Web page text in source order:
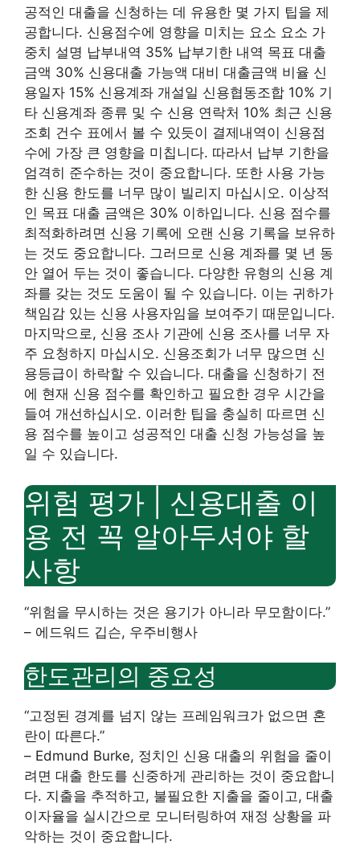
공적인 대출을 신청하는 데 유용한 몇 가지 팁을 제
공합니다. 신용점수에 영향을 미치는 요소 요소 가
중치 설명 납부내역 35% 납부기한 내역 목표 대출
금액 30% 신용대출 가능액 대비 대출금액 비율 신
용일자 15% 신용계좌 개설일 신용협동조합 10% 기
타 신용계좌 종류 및 수 신용 연락처 10% 최근 신용
조회 건수 표에서 볼 수 있듯이 결제내역이 신용점
수에 가장 큰 영향을 미칩니다. 따라서 납부 기한을
엄격히 준수하는 것이 중요합니다. 또한 사용 가능
한 신용 한도를 너무 많이 빌리지 마십시오. 이상적
인 목표 대출 금액은 30% 이하입니다. 신용 점수를
최적화하려면 신용 기록에 오랜 신용 기록을 보유하
는 것도 중요합니다. 그러므로 신용 계좌를 몇 년 동
안 열어 두는 것이 좋습니다. 다양한 유형의 신용 계
좌를 갖는 것도 도움이 될 수 있습니다. 이는 귀하가
책임감 있는 신용 사용자임을 보여주기 때문입니다.
마지막으로, 신용 조사 기관에 신용 조사를 너무 자
주 요청하지 마십시오. 신용조회가 너무 많으면 신
용등급이 하락할 수 있습니다. 대출을 신청하기 전
에 현재 신용 점수를 확인하고 필요한 경우 시간을
들여 개선하십시오. 이러한 팁을 충실히 따르면 신
용 점수를 높이고 성공적인 대출 신청 가능성을 높
일 수 있습니다.
위험 평가 | 신용대출 이
용 전 꼭 알아두셔야 할
사항
“위험을 무시하는 것은 용기가 아니라 무모함이다.”
– 에드워드 깁슨, 우주비행사
한도관리의 중요성
“고정된 경계를 넘지 않는 프레임워크가 없으면 혼
란이 따른다.”
– Edmund Burke, 정치인 신용 대출의 위험을 줄이
려면 대출 한도를 신중하게 관리하는 것이 중요합니
다. 지출을 추적하고, 불필요한 지출을 줄이고, 대출
이자율을 실시간으로 모니터링하여 재정 상황을 파
악하는 것이 중요합니다.